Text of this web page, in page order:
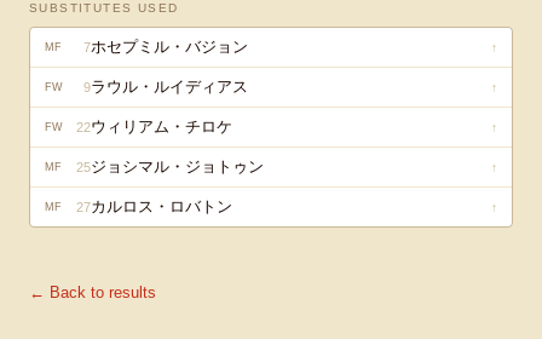
SUBSTITUTES USED
MF 7ホセプミル・バジョン ↑
FW 9ラウル・ルイディアス ↑
FW 22ウィリアム・チロケ ↑
MF 25ジョシマル・ジョトゥン ↑
MF 27カルロス・ロバトン ↑
← Back to results